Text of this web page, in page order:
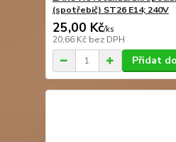
(spotřebič) ST26 E14; 240V
25,00 Kč/ks
20,66 Kč bez DPH
Přidat